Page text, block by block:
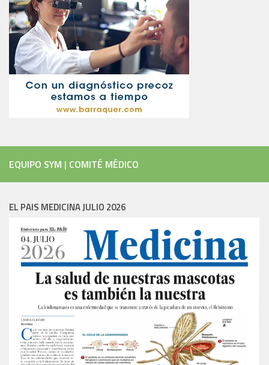
EQUIPO SYM | COMITÉ MÉDICO
EL PAIS MEDICINA JULIO 2026